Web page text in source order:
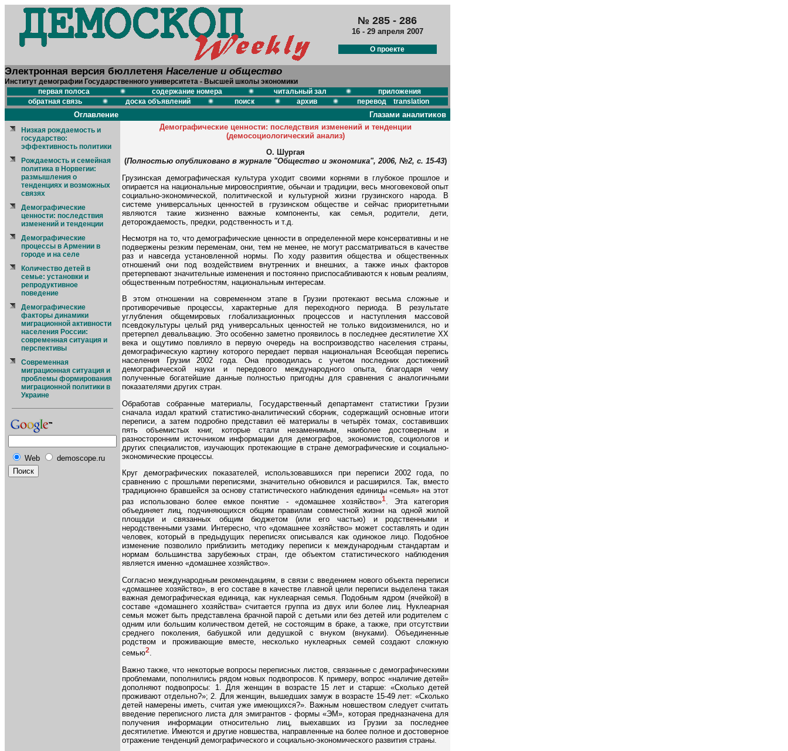
№ 285 - 286
16 - 29 апреля 2007
О проекте
Электронная версия бюллетеня Население и общество
Институт демографии Государственного университета - Высшей школы экономики
первая полоса
содержание номера читальный зал
приложения
обратная связь
доска объявлений поиск архив перевод translation
Оглавление Глазами аналитиков
Низкая рождаемость и
государство:
эффективность политики
Рождаемость и семейная
политика в Норвегии:
размышления о
тенденциях и возможных
связях
Демографические
ценности: последствия
изменений и тенденции
Демографические
процессы в Армении в
городе и на селе
Количество детей в
семье: установки и
репродуктивное
поведение
Демографические
факторы динамики
миграционной активности
населения России:
современная ситуация и
перспективы
Современная
миграционная ситуация и
проблемы формирования
миграционной политики в
Украине
Web demoscope.ru
Демографические ценности: последствия изменений и тенденции
(демосоциологический анализ)
О. Шургая
(Полностью опубликовано в журнале "Общество и экономика", 2006, №2, с. 15-43)
Грузинская демографическая культура уходит своими корнями в глубокое прошлое и
опирается на национальные мировосприятие, обычаи и традиции, весь многовековой опыт
социально-экономической, политической и культурной жизни грузинского народа. В
системе универсальных ценностей в грузинском обществе и сейчас приоритетными
являются такие жизненно важные компоненты, как семья, родители, дети,
деторождаемость, предки, родственность и т.д.
Несмотря на то, что демографические ценности в определенной мере консервативны и не
подвержены резким переменам, они, тем не менее, не могут рассматриваться в качестве
раз и навсегда установленной нормы. По ходу развития общества и общественных
отношений они под воздействием внутренних и внешних, а также иных факторов
претерпевают значительные изменения и постоянно приспосабливаются к новым реалиям,
общественным потребностям, национальным интересам.
В этом отношении на современном этапе в Грузии протекают весьма сложные и
противоречивые процессы, характерные для переходного периода. В результате
углубления общемировых глобализационных процессов и наступления массовой
псевдокультуры целый ряд универсальных ценностей не только видоизменился, но и
претерпел девальвацию. Это особенно заметно проявилось в последнее десятилетие XX
века и ощутимо повлияло в первую очередь на воспроизводство населения страны,
демографическую картину которого передает первая национальная Всеобщая перепись
населения Грузии 2002 года. Она проводилась с учетом последних достижений
демографической науки и передового международного опыта, благодаря чему
полученные богатейшие данные полностью пригодны для сравнения с аналогичными
показателями других стран.
Обработав собранные материалы, Государственный департамент статистики Грузии
сначала издал краткий статистико-аналитический сборник, содержащий основные итоги
переписи, а затем подробно представил её материалы в четырёх томах, составивших
пять объемистых книг, которые стали незаменимым, наиболее достоверным и
разносторонним источником информации для демографов, экономистов, социологов и
других специалистов, изучающих протекающие в стране демографические и социально-
экономические процессы.
Круг демографических показателей, использовавшихся при переписи 2002 года, по
сравнению с прошлыми переписями, значительно обновился и расширился. Так, вместо
традиционно бравшейся за основу статистического наблюдения единицы «семья» на этот
раз использовано более емкое понятие - «домашнее хозяйство»1. Эта категория
объединяет лиц, подчиняющихся общим правилам совместной жизни на одной жилой
площади и связанных общим бюджетом (или его частью) и родственными и
неродственными узами. Интересно, что «домашнее хозяйство» может составлять и один
человек, который в предыдущих переписях описывался как одинокое лицо. Подобное
изменение позволило приблизить методику переписи к международным стандартам и
нормам большинства зарубежных стран, где объектом статистического наблюдения
является именно «домашнее хозяйство».
Согласно международным рекомендациям, в связи с введением нового объекта переписи
«домашнее хозяйство», в его составе в качестве главной цели переписи выделена такая
важная демографическая единица, как нуклеарная семья. Подобным ядром (ячейкой) в
составе «домашнего хозяйства» считается группа из двух или более лиц. Нуклеарная
семья может быть представлена брачной парой с детьми или без детей или родителем с
одним или большим количеством детей, не состоящим в браке, а также, при отсутствии
среднего поколения, бабушкой или дедушкой с внуком (внуками). Объединенные
родством и проживающие вместе, несколько нуклеарных семей создают сложную
семью2.
Важно также, что некоторые вопросы переписных листов, связанные с демографическими
проблемами, пополнились рядом новых подвопросов. К примеру, вопрос «наличие детей»
дополняют подвопросы: 1. Для женщин в возрасте 15 лет и старше: «Сколько детей
проживают отдельно?»; 2. Для женщин, вышедших замуж в возрасте 15-49 лет: «Сколько
детей намерены иметь, считая уже имеющихся?». Важным новшеством следует считать
введение переписного листа для эмигрантов - формы «ЭМ», которая предназначена для
получения информации относительно лиц, выехавших из Грузии за последнее
десятилетие. Имеются и другие новшества, направленные на более полное и достоверное
отражение тенденций демографического и социально-экономического развития страны.